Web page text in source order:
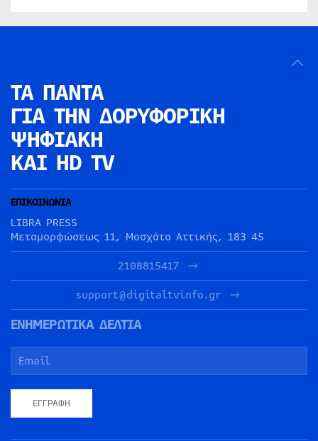
ΤΑ ΠΑΝΤΑ
ΓΙΑ ΤΗΝ ΔΟΡΥΦΟΡΙΚΗ
ΨΗΦΙΑΚΗ
ΚΑΙ HD TV
ΕΠΙΚΟΙΝΩΝΙΑ
LIBRA PRESS
Μεταμορφώσεως 11, Μοσχάτο Αττικής, 183 45
2108815417
support@digitaltvinfo.gr
ΕΝΗΜΕΡΩΤΙΚΑ ΔΕΛΤΙΑ
ΕΓΓΡΑΦΉ